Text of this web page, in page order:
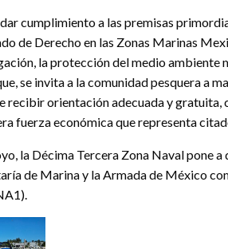
cumplimiento a las premisas
de Derecho en las Zonas Marinas
la protección del medio
se invita a la comunidad pesquera a
recibir orientación adecuada y gratuita,
fuerza económica que representa
Décima Tercera Zona Naval pone a
de Marina y la Armada de México